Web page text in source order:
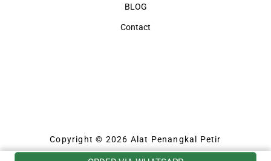
BLOG
Contact
Copyright © 2026 Alat Penangkal Petir